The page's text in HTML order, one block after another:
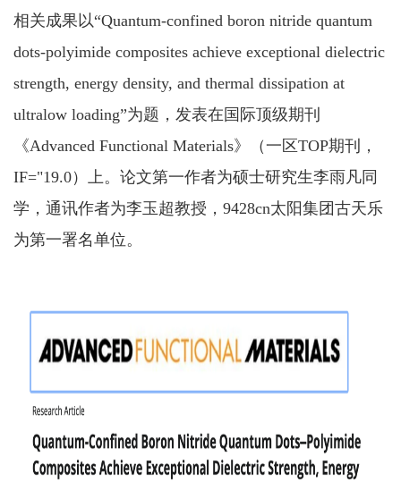
相关成果以“Quantum-confined boron nitride quantum
dots-polyimide composites achieve exceptional dielectric
strength, energy density, and thermal dissipation at
ultralow loading”为题，发表在国际顶级期刊
《Advanced Functional Materials》（一区TOP期刊，
IF="19.0）上。论文第一作者为硕士研究生李雨凡同
学，通讯作者为李玉超教授，9428cn太阳集团古天乐
为第一署名单位。